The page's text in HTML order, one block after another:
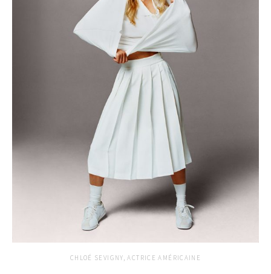
CHLOÉ SEVIGNY, ACTRICE AMÉRICAINE